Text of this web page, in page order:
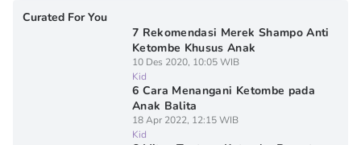
Curated For You
7 Rekomendasi Merek Shampo Anti
Ketombe Khusus Anak
10 Des 2020, 10:05 WIB
Kid
6 Cara Menangani Ketombe pada
Anak Balita
18 Apr 2022, 12:15 WIB
Kid